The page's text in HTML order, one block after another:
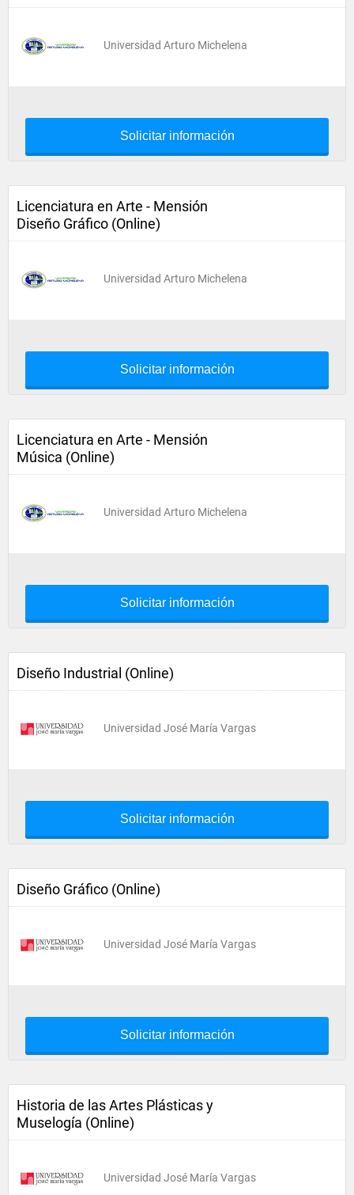
Universidad Arturo Michelena
Solicitar información
Licenciatura en Arte - Mensión
Diseño Gráfico (Online)
Universidad Arturo Michelena
Solicitar información
Licenciatura en Arte - Mensión
Música (Online)
Universidad Arturo Michelena
Solicitar información
Diseño Industrial (Online)
Universidad José María Vargas
Solicitar información
Diseño Gráfico (Online)
Universidad José María Vargas
Solicitar información
Historia de las Artes Plásticas y
Muselogía (Online)
Universidad José María Vargas